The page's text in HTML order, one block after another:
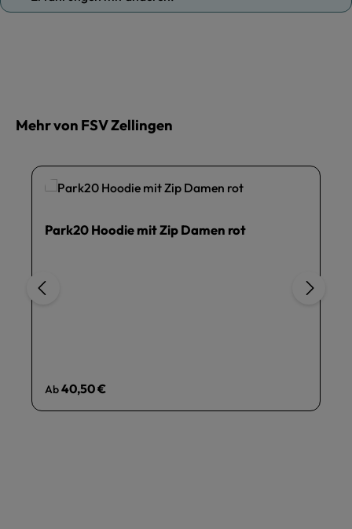
Mehr von FSV Zellingen
Park20 Hoodie mit Zip Damen rot
Regulärer Preis:
Ab40,50 €